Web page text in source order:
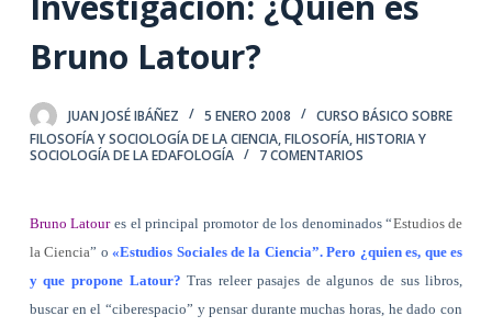
d
o
Bruno Latour?
JUAN JOSÉ IBÁÑEZ 5 ENERO 2008
CURSO BÁSICO SOBRE
FILOSOFÍA Y SOCIOLOGÍA DE LA CIENCIA,FILOSOFÍA, HISTORIA Y
SOCIOLOGÍA DE LA EDAFOLOGÍA
7 COMENTARIOS
Bruno Latoures el principal promotor de los denominados “Estudios de
la Ciencia” o«Estudios Sociales de la Ciencia”. Pero ¿quien es, que es
y que propone Latour? Tras releer pasajes de algunos de sus libros,
buscar en el “ciberespacio” y pensar durante muchas horas, he dado con